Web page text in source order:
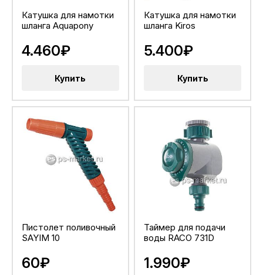
Катушка для намотки
шланга Aquapony
4.460₽
Купить
Катушка для намотки
шланга Kiros
5.400₽
Купить
Пистолет поливочный
SAYIM 10
60₽
Таймер для подачи
воды RACO 731D
1.990₽